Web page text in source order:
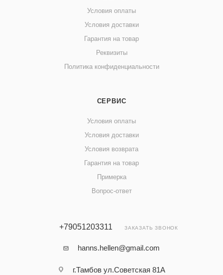
Условия оплаты
Условия доставки
Гарантия на товар
Реквизиты
Политика конфиденциальности
СЕРВИС
Условия оплаты
Условия доставки
Условия возврата
Гарантия на товар
Примерка
Вопрос-ответ
+79051203311 ЗАКАЗАТЬ ЗВОНОК
hanns.hellen@gmail.com
г.Тамбов ул.Советская 81А